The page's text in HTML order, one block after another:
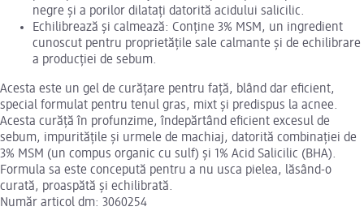
negre și a porilor dilatați datorită acidului salicilic.
Echilibrează și calmează: Conține 3% MSM, un ingredient
cunoscut pentru proprietățile sale calmante și de echilibrare
a producției de sebum.
Acesta este un gel de curățare pentru față, blând dar eficient,
special formulat pentru tenul gras, mixt și predispus la acnee.
Acesta curăță în profunzime, îndepărtând eficient excesul de
sebum, impuritățile și urmele de machiaj, datorită combinației de
3% MSM (un compus organic cu sulf) și 1% Acid Salicilic (BHA).
Formula sa este concepută pentru a nu usca pielea, lăsând-o
curată, proaspătă și echilibrată.
Număr articol dm: 3060254